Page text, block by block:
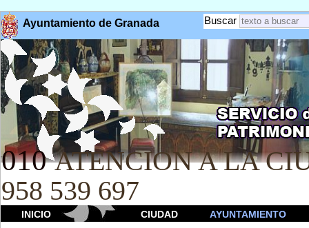
Ayuntamiento de Granada Buscar
010 ATENCION A LA
958 539 697
INICIO CIUDAD AYUNTAMIENTO